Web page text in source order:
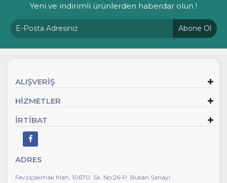
Yeni ve indirimli ürünlerden haberdar olun !
Abone Ol
ALIŞVERİŞ
HİZMETLER
İRTİBAT
ADRES
Fevziçakmak Mah, 10670. Sk. No:26-P, Büsan Sanayi